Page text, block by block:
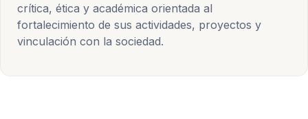
crítica, ética y académica orientada al
fortalecimiento de sus actividades, proyectos y
vinculación con la sociedad.